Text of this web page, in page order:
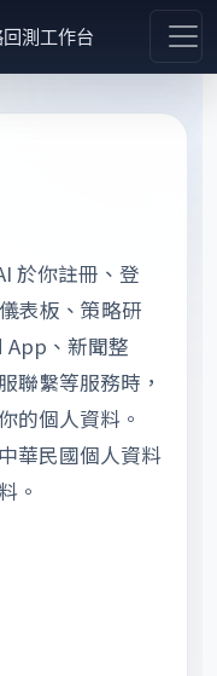
測工作台
於你註冊、登
表板、策略研
、新聞整
聯繫等服務時，
的個人資料。
華民國個人資料
。